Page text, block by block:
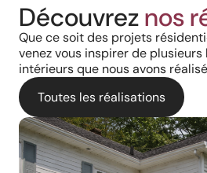
Découvreznos
Que ce soit des projets
venez vous inspirer de
intérieurs que nous avons
Toutes les réalisations